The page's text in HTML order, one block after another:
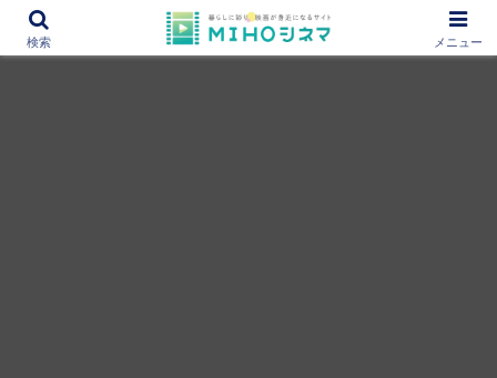
12000作品を紹介！あなたの映画図書館『MIHOシネマ』
検索 メニュー